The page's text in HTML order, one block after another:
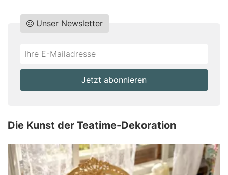
Do
fill
Unser Newsletter
*Ihre
Mailadresse:
Jetzt abonnieren
Die Kunst der Teatime-Dekoration